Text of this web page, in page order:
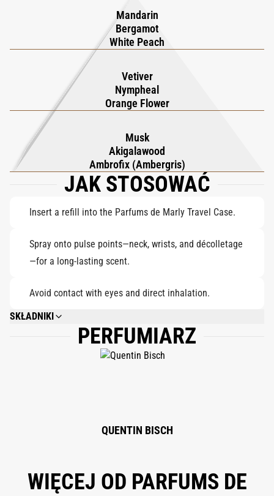
Twój charakterystyczny zapach pozostaje bez wysiłku obecny w
każdej chwili. Zapach otwiera się świetlistą bergamotką,
mandarynką i soczystą białą brzoskwinią, tworząc świeże i
zwiewne wprowadzenie. W sercu kremowy kwiat pomarańczy i
delikatna nimfa rozwijają się wraz z elegancką wetywerią,
nadając miękkości i struktury. Baza układa się w zmysłową
mieszankę drewna akigala, ambrofixu i piżma, pozostawiając
ciepłą, piżmową ścieżkę, która jest pocieszająca, współczesna i
nieodparcie gładka. Valaya to dyskretny luksus – pełen wdzięku,
pewny siebie i po cichu uzależniający.
Mandarin
Bergamot
White Peach
Vetiver
Nympheal
Orange Flower
Musk
Akigalawood
Ambrofix (Ambergris)
JAK STOSOWAĆ
Insert a refill into the Parfums de Marly Travel Case.
Spray onto pulse points—neck, wrists, and décolletage
—for a long-lasting scent.
Avoid contact with eyes and direct inhalation.
SKŁADNIKI
ALCOHOL DENAT., PARFUM (FRAGRANCE), AQUA (WATER), LIMONENE,
LINALOOL, BHT, CITRAL.PERFUMIARZ
QUENTIN BISCH
WIĘCEJ OD PARFUMS DE